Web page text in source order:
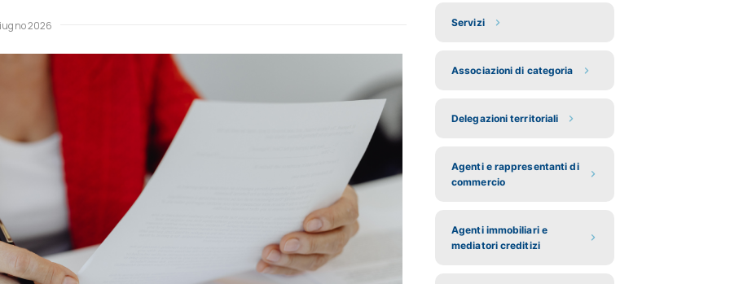
2026 Servizi
Associazioni di categoria
Delegazioni territoriali
Agenti e rappresentanti di
commercio
Agenti immobiliari e
mediatori creditizi